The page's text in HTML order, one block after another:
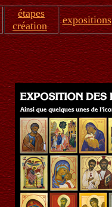
étapes
création
expositions